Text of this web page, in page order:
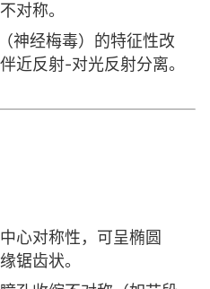
对称。
神经梅毒）的特征性改
近反射-对光反射分离。
心对称性，可呈椭圆
锯齿状。